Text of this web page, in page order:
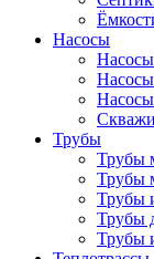
Насосы
Трубы
Трубы
Трубы
Трубы
Трубы
Трубы